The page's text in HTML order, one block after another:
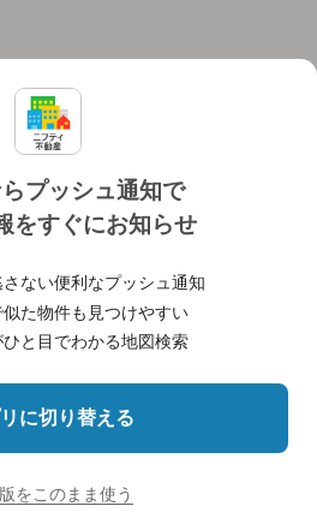
プッシュ通知で
をすぐにお知らせ
ない便利なプッシュ通知
た物件も見つけやすい
ひと目でわかる地図検索
に切り替える
をこのまま使う
ポリシー 利用規約
い合わせ 採用情報
Lifestyle Co., Ltd.